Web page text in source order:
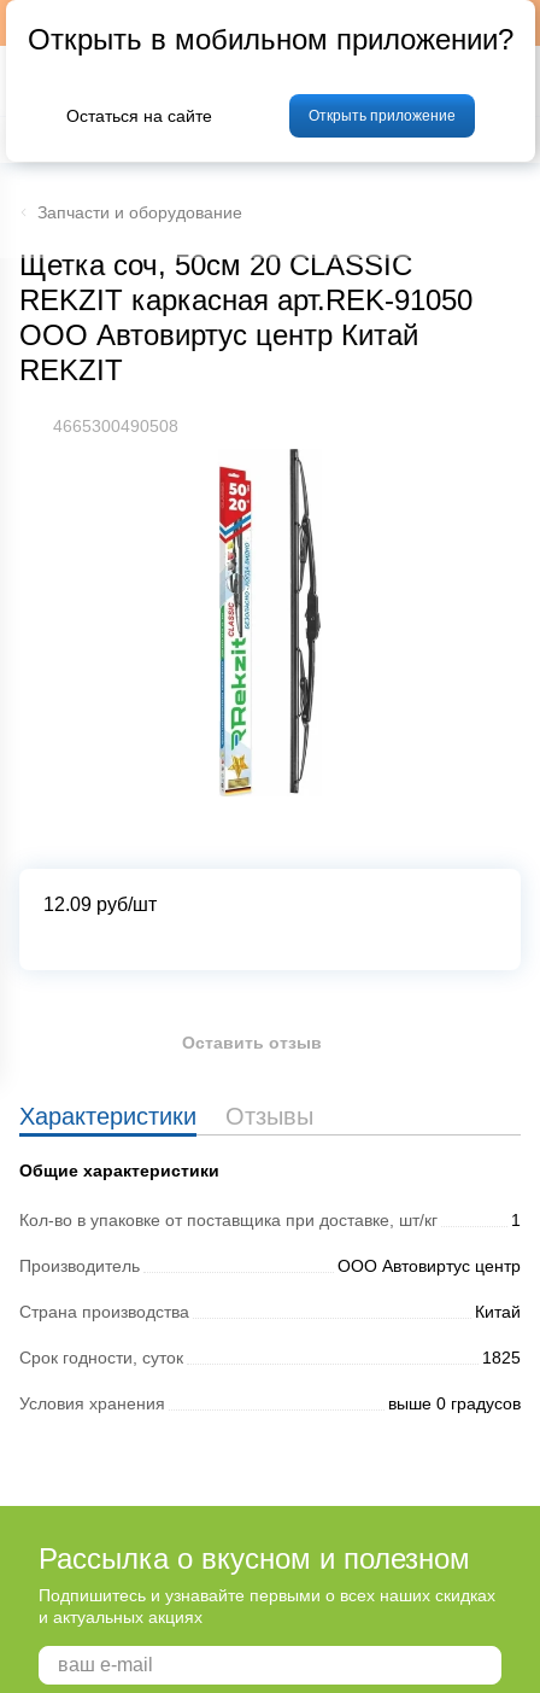
Фрукты и овощи Мясо Птица
Запчасти и оборудование
Щетка соч, 50см 20 CLASSIC
REKZIT каркасная арт.REK-91050
ООО Автовиртус центр Китай
REKZIT
4665300490508
12.09 руб/шт
Характеристики Отзывы
Общие характеристики
Кол-во в упаковке от поставщика при доставке, шт/кг 1
Производитель ООО Автовиртус центр
Страна производства Китай
Срок годности, суток 1825
Условия хранения выше 0 градусов
Оставить отзыв
Рассылка о вкусном и полезном
Подпишитесь и узнавайте первыми о всех наших скидках
и актуальных акциях
Открыть в мобильном приложении?
Остаться на сайте Открыть приложение